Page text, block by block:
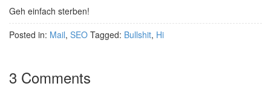
Geh einfach sterben!
Posted in: Mail, SEO Tagged: Bullshit, Hi
3 Comments